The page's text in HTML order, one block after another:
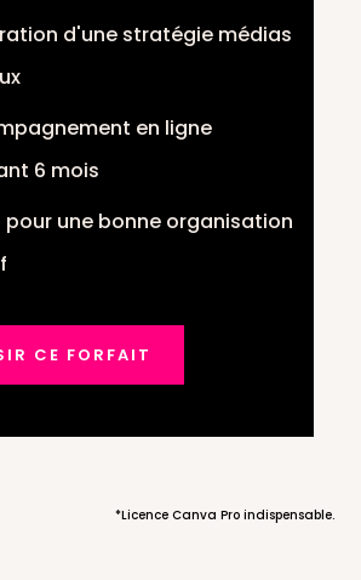
d'une stratégie médias
en ligne
6 mois
pour une bonne organisation
CE FORFAIT
*Licence Canva Pro indispensable.